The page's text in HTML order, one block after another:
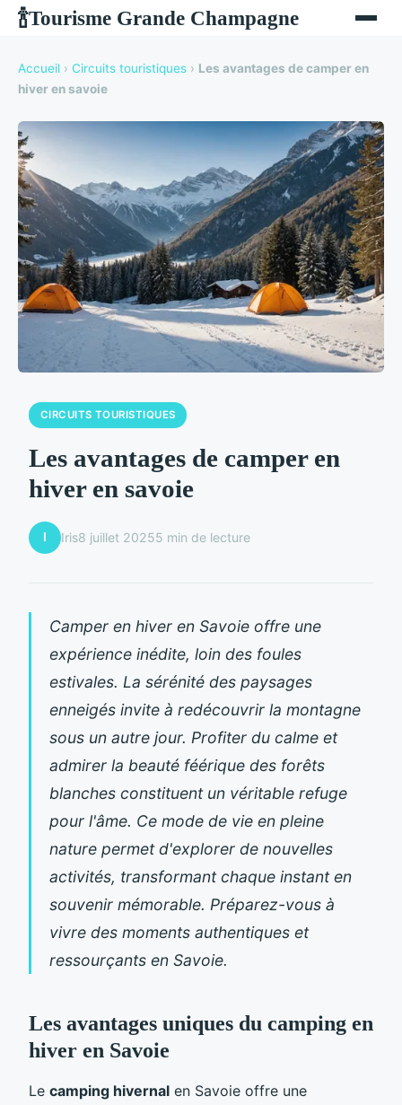
🍾Tourisme Grande Champagne
Accueil › Circuits touristiques › Les avantages de camper en
hiver en savoie
CIRCUITS TOURISTIQUES
Les avantages de camper en
hiver en savoie
I Iris8 juillet 20255 min de lecture
Camper en hiver en Savoie offre une
expérience inédite, loin des foules
estivales. La sérénité des paysages
enneigés invite à redécouvrir la montagne
sous un autre jour. Profiter du calme et
admirer la beauté féérique des forêts
blanches constituent un véritable refuge
pour l'âme. Ce mode de vie en pleine
nature permet d'explorer de nouvelles
activités, transformant chaque instant en
souvenir mémorable. Préparez-vous à
vivre des moments authentiques et
ressourçants en Savoie.
Les avantages uniques du camping en
hiver en Savoie
Le camping hivernal en Savoie offre une